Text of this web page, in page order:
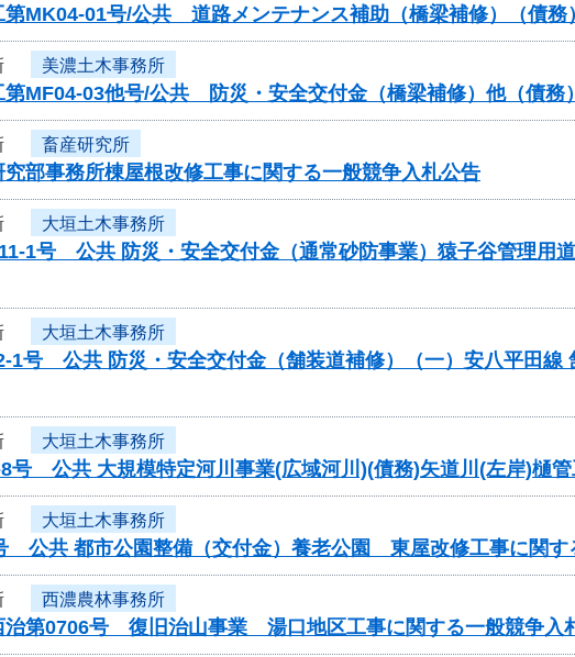
第MK04-01号/公共 道路メンテナンス補助（橋梁補修）（債務
美濃土木事務所
第MF04-03他号/公共 防災・安全交付金（橋梁補修）他（債務
畜産研究所
部事務所棟屋根改修工事に関する一般競争入札公告
大垣土木事務所
1号 公共 防災・安全交付金（通常砂防事業）猿子谷管理用
大垣土木事務所
1号 公共 防災・安全交付金（舗装道補修）（一）安八平田線
大垣土木事務所
号 公共 大規模特定河川事業(広域河川)(債務)矢道川(左岸)樋
大垣土木事務所
公共 都市公園整備（交付金）養老公園 東屋改修工事に関す
西濃農林事務所
治第0706号 復旧治山事業 湯口地区工事に関する一般競争入